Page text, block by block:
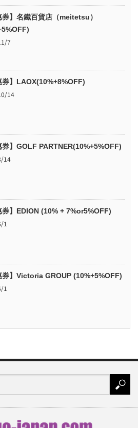
券】名鐵百貨店（meitetsu）
7
券】LAOX(10%+8%OFF)
14
券】GOLF PARTNER(10%+5%OFF)
14
券】EDION (10% + 7%or5%OFF)
1
券】Victoria GROUP (10%+5%OFF)
1